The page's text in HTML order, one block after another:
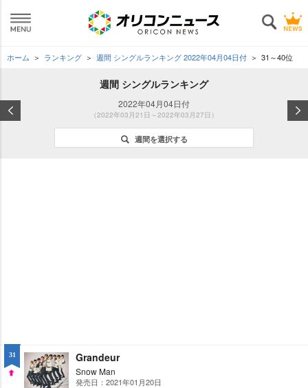
ホーム ランキング 週間 シングルランキング 2022年04月04日付 31～40位
週間 シングルランキング
2022年04月04日付
（2022年03月21日～2022年03月27日）
週間を選択する
31 Grandeur
Snow Man
発売日：2021年01月20日